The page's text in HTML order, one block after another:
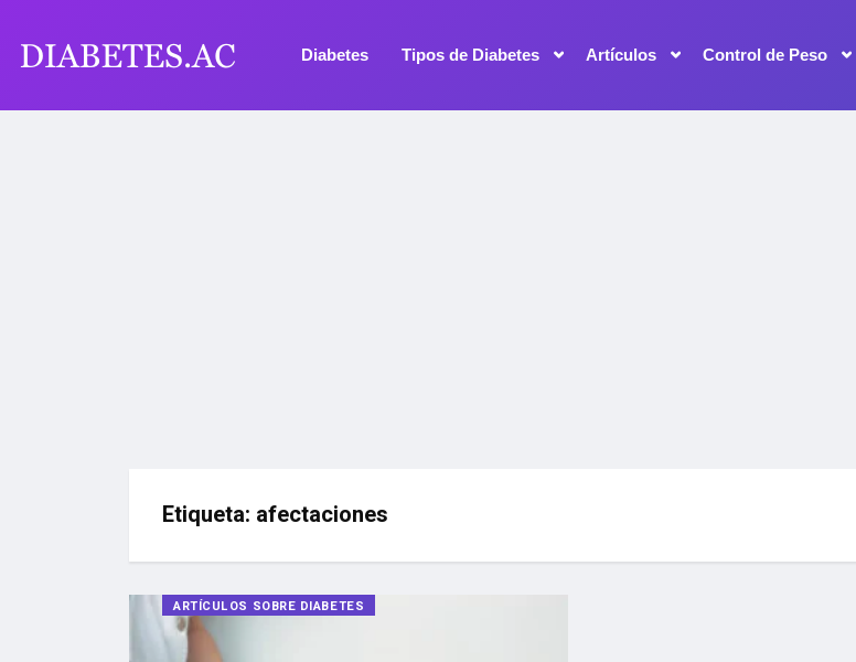
Diabetes Tipos de Diabetes Artículos Control de Peso
Etiqueta: afectaciones
ARTÍCULOS SOBRE DIABETES